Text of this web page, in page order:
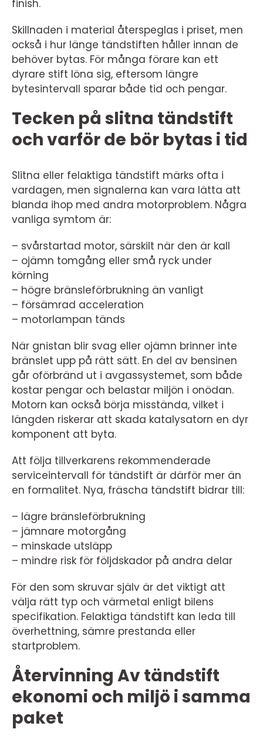
finish.
Skillnaden i material återspeglas i priset, men
också i hur länge tändstiften håller innan de
behöver bytas. För många förare kan ett
dyrare stift löna sig, eftersom längre
bytesintervall sparar både tid och pengar.
Tecken på slitna tändstift
och varför de bör bytas i tid
Slitna eller felaktiga tändstift märks ofta i
vardagen, men signalerna kan vara lätta att
blanda ihop med andra motorproblem. Några
vanliga symtom är:
– svårstartad motor, särskilt när den är kall
– ojämn tomgång eller små ryck under
körning
– högre bränsleförbrukning än vanligt
– försämrad acceleration
– motorlampan tänds
När gnistan blir svag eller ojämn brinner inte
bränslet upp på rätt sätt. En del av bensinen
går oförbränd ut i avgassystemet, som både
kostar pengar och belastar miljön i onödan.
Motorn kan också börja misstända, vilket i
längden riskerar att skada katalysatorn en dyr
komponent att byta.
Att följa tillverkarens rekommenderade
serviceintervall för tändstift är därför mer än
en formalitet. Nya, fräscha tändstift bidrar till:
– lägre bränsleförbrukning
– jämnare motorgång
– minskade utsläpp
– mindre risk för följdskador på andra delar
För den som skruvar själv är det viktigt att
välja rätt typ och värmetal enligt bilens
specifikation. Felaktiga tändstift kan leda till
överhettning, sämre prestanda eller
startproblem.
Återvinning Av tändstift
ekonomi och miljö i samma
paket